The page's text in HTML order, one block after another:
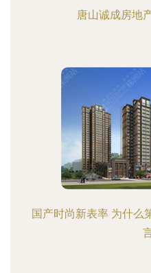
唐山诚成房地
国产时尚新表率 为什么